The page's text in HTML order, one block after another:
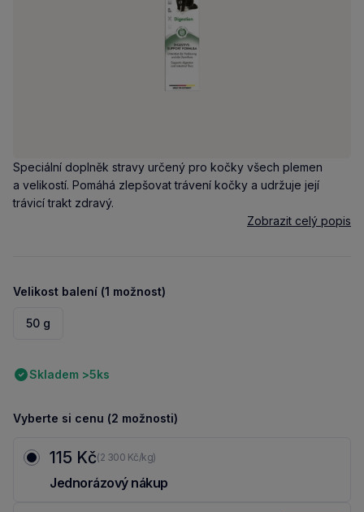
Speciální doplněk stravy určený pro kočky všech plemen
a velikostí. Pomáhá zlepšovat trávení kočky a udržuje její
trávicí trakt zdravý.
Zobrazit celý popis
Velikost balení (1 možnost)
50 g
Skladem >5ks
Vyberte si cenu (2 možnosti)
115 Kč(2 300 Kč/kg)
Jednorázový nákup